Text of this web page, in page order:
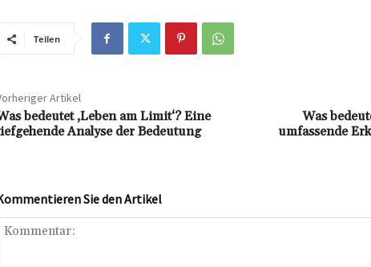
Teilen
Artikel
bedeutet ‚Leben am Limit‘? Eine
Analyse der Bedeutung
Was
umfassende
Sie den Artikel